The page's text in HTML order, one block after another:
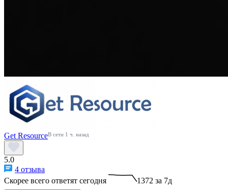
Get ResourceВ сети 1 ч. назад
5.0
4 отзыва
Скорее всего ответят сегодня
1372 за 7д